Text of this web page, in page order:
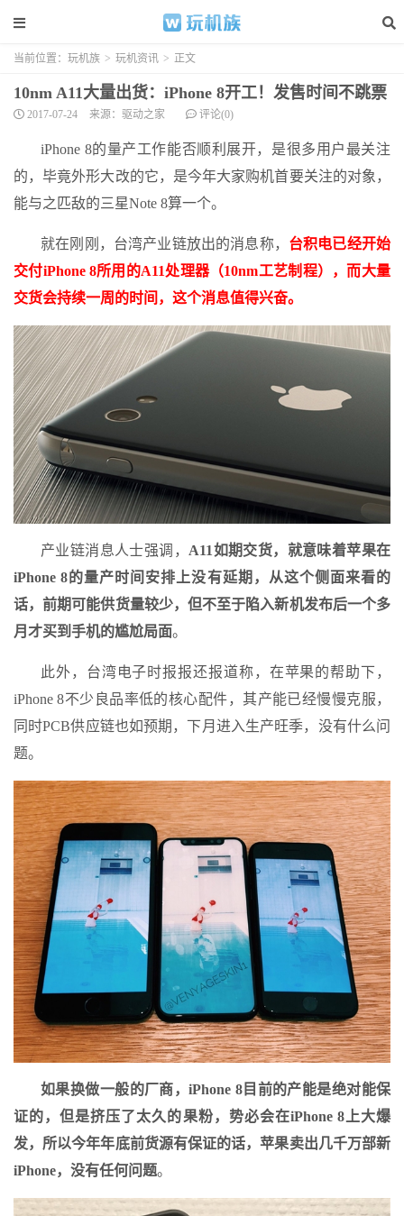
当前位置： 玩机族 > 玩机资讯 > 正文
10nm A11大量出货：iPhone 8开工！发售时间不跳票
2017-07-24 来源：驱动之家 评论(0)
iPhone 8的量产工作能否顺利展开，是很多用户最关注
的，毕竟外形大改的它，是今年大家购机首要关注的对象，
能与之匹敌的三星Note 8算一个。
就在刚刚，台湾产业链放出的消息称， 台积电已经开始
交付iPhone 8所用的A11处理器（10nm工艺制程），而大量
交货会持续一周的时间，这个消息值得兴奋。
产业链消息人士强调， A11如期交货，就意味着苹果在
iPhone 8的量产时间安排上没有延期，从这个侧面来看的
话，前期可能供货量较少，但不至于陷入新机发布后一个多
月才买到手机的尴尬局面。
此外，台湾电子时报报还报道称，在苹果的帮助下，
iPhone 8不少良品率低的核心配件，其产能已经慢慢克服，
同时PCB供应链也如预期，下月进入生产旺季，没有什么问
题。
如果换做一般的厂商，iPhone 8目前的产能是绝对能保
证的，但是挤压了太久的果粉，势必会在iPhone 8上大爆
发，所以今年年底前货源有保证的话，苹果卖出几千万部新
iPhone，没有任何问题。